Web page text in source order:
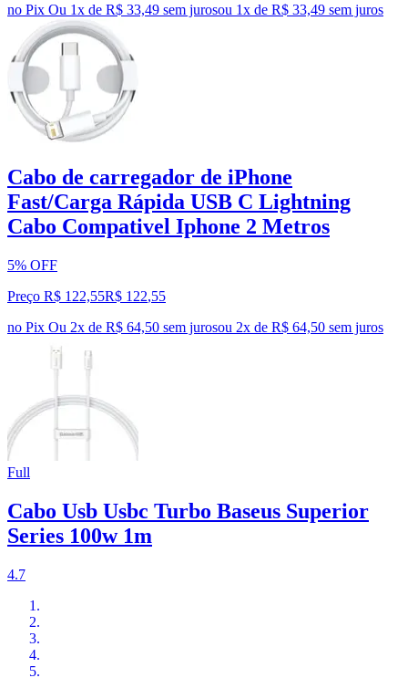
no Pix Ou 1x de R$ 33,49 sem jurosou 1x de R$ 33,49 sem juros
Cabo de carregador de iPhone
Fast/Carga Rápida USB C Lightning
Cabo Compativel Iphone 2 Metros
5% OFF
Preço R$ 122,55R$ 122,55
no Pix Ou 2x de R$ 64,50 sem jurosou 2x de R$ 64,50 sem juros
Full
Cabo Usb Usbc Turbo Baseus Superior
Series 100w 1m
4.7